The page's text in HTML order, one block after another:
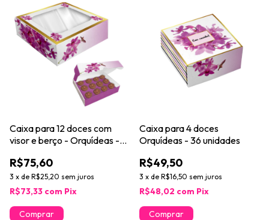
Caixa para 12 doces com
visor e berço - Orquídeas -
R$75,60
3 x de R$25,20 sem juros
R$73,33 com Pix
Caixa para 4 doces
Orquídeas - 36 unidades
R$49,50
3 x de R$16,50 sem juros
R$48,02 com Pix